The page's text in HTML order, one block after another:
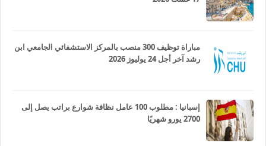
مباراة توظيف 300 منصب بالمركز الاستشفائي الجامعي ابن
رشد آخر أجل 24 يوليوز 2026
إسبانيا : مطلوب 100 عامل نظافة شوارع براتب يصل إلى
2700 يورو شهريًا